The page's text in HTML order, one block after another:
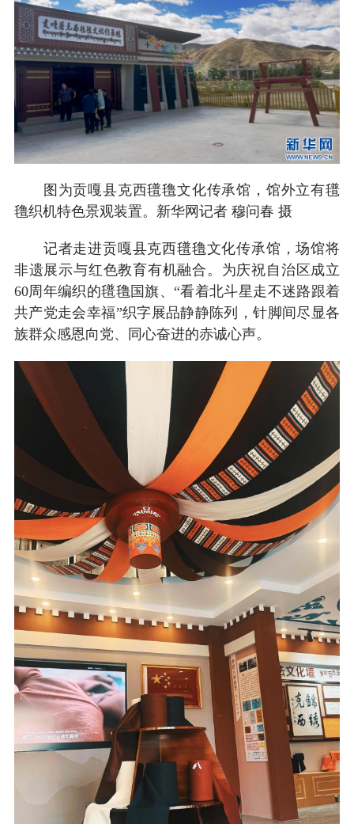
图为贡嘎县克西氆氇文化传承馆，馆外立有氆
氇织机特色景观装置。新华网记者 穆问春 摄
记者走进贡嘎县克西氆氇文化传承馆，场馆将
非遗展示与红色教育有机融合。为庆祝自治区成立
60周年编织的氆氇国旗、“看着北斗星走不迷路跟着
共产党走会幸福”织字展品静静陈列，针脚间尽显各
族群众感恩向党、同心奋进的赤诚心声。